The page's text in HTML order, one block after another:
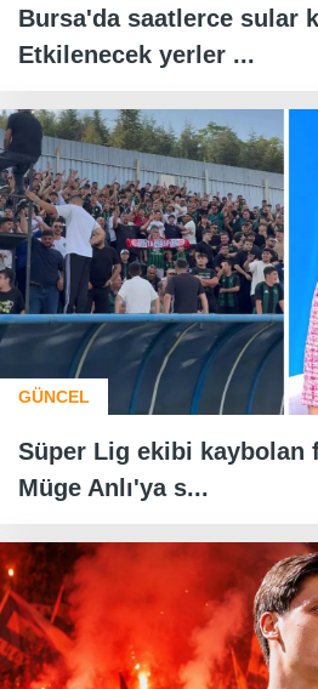
Bursa'da saatlerce sular
Etkilenecek yerler ...
GÜNCEL
Süper Lig ekibi kaybolan
Müge Anlı'ya s...